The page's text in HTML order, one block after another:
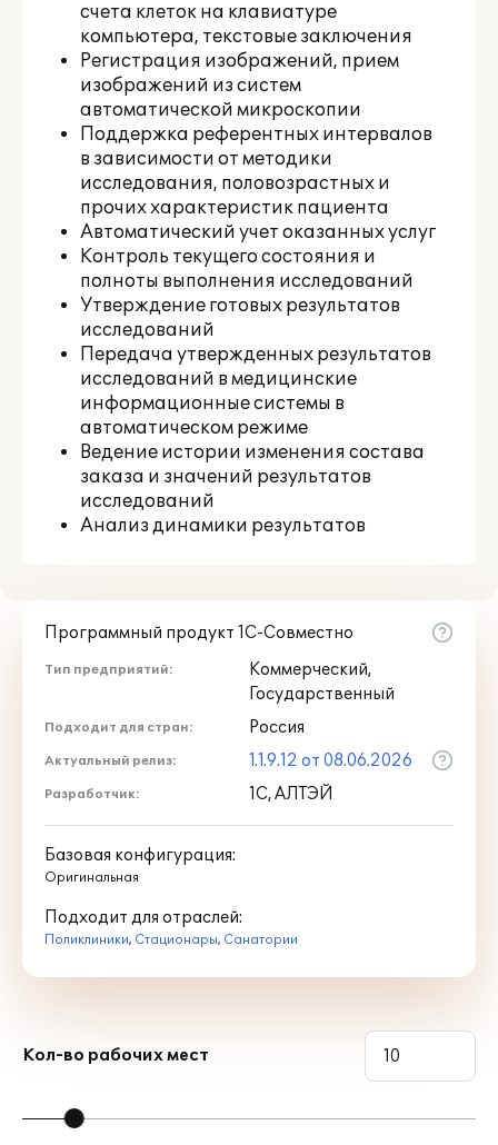
счета клеток на клавиатуре
компьютера, текстовые заключения
Регистрация изображений, прием
изображений из систем
автоматической микроскопии
Поддержка референтных интервалов
в зависимости от методики
исследования, половозрастных и
прочих характеристик пациента
Автоматический учет оказанных услуг
Контроль текущего состояния и
полноты выполнения исследований
Утверждение готовых результатов
исследований
Передача утвержденных результатов
исследований в медицинские
информационные системы в
автоматическом режиме
Ведение истории изменения состава
заказа и значений результатов
исследований
Анализ динамики результатов
Программный продукт 1С-Совместно
Тип предприятий:
Коммерческий,
Государственный
Подходит для стран: Россия
Актуальный релиз: 1.1.9.12 от 08.06.2026
Разработчик: 1С, АЛТЭЙ
Базовая конфигурация:
Оригинальная
Подходит для отраслей:
Поликлиники, Стационары, Санатории
Кол-во рабочих мест